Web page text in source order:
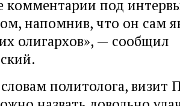
комментарии под
напомнив, что он сам
олигархов», — сообщил
политолога, визит